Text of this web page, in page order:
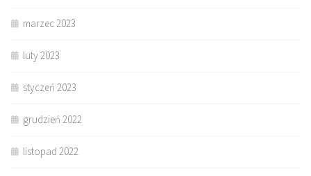
marzec 2023
luty 2023
styczeń 2023
grudzień 2022
listopad 2022